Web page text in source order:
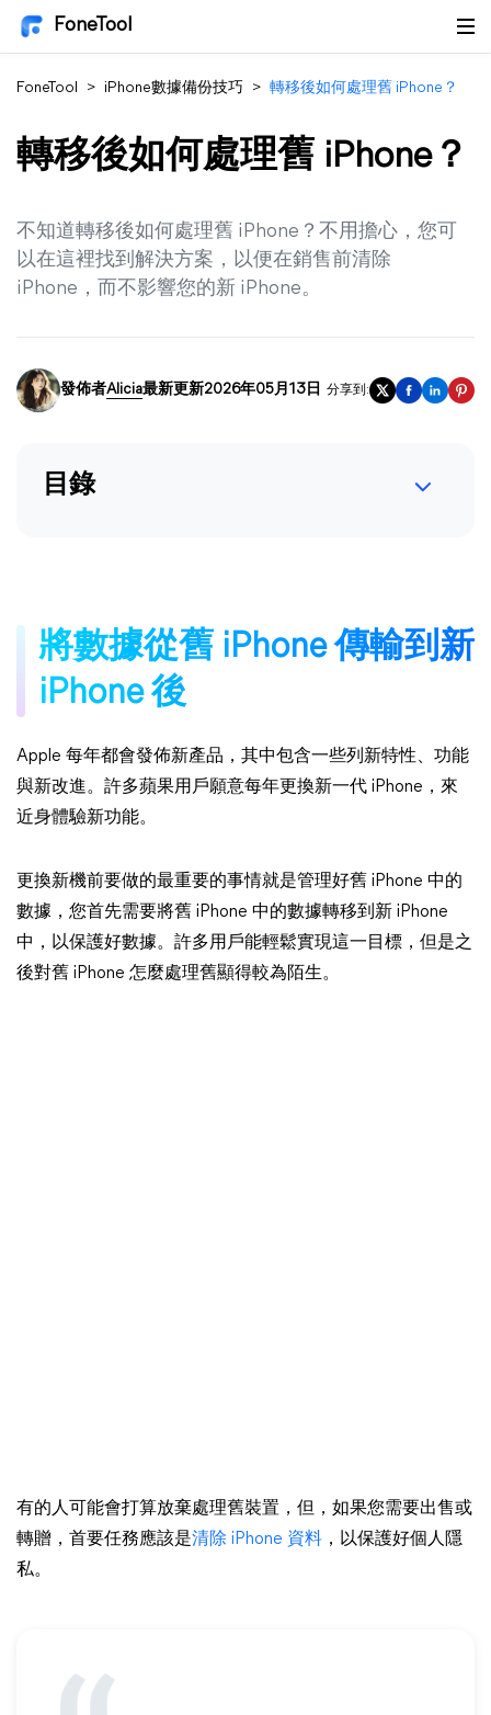
FoneTool
FoneTool > iPhone數據備份技巧 > 轉移後如何處理舊 iPhone？
轉移後如何處理舊 iPhone？
不知道轉移後如何處理舊 iPhone？不用擔心，您可
以在這裡找到解決方案，以便在銷售前清除
iPhone，而不影響您的新 iPhone。
發佈者Alicia最新更新2026年05月13日 分享到:
目錄
將數據從舊 iPhone 傳輸到新
iPhone 後
Apple 每年都會發佈新產品，其中包含一些列新特性、功能
與新改進。許多蘋果用戶願意每年更換新一代 iPhone，來
近身體驗新功能。
更換新機前要做的最重要的事情就是管理好舊 iPhone 中的
數據，您首先需要將舊 iPhone 中的數據轉移到新 iPhone
中，以保護好數據。許多用戶能輕鬆實現這一目標，但是之
後對舊 iPhone 怎麼處理舊顯得較為陌生。
有的人可能會打算放棄處理舊裝置，但，如果您需要出售或
轉贈，首要任務應該是清除 iPhone 資料 ，以保護好個人隱
私。